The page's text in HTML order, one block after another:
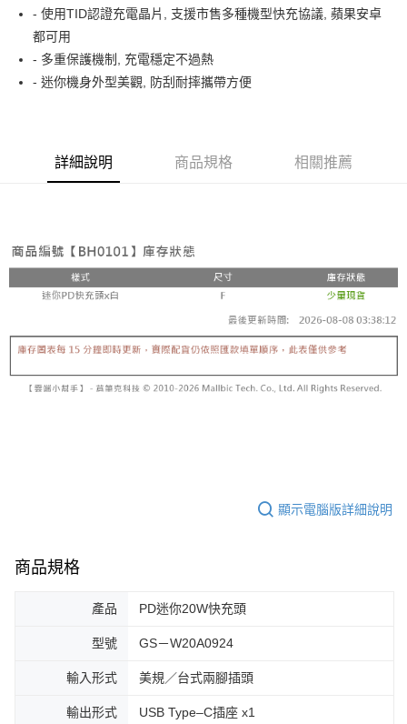
【關於「AFTEE先享後付」】
AFTEE先享後付是「在收到商品之後才付款」的支付方式。 讓您購物簡單
便利好安心！
１．簡單：不需註冊會員、不需綁卡、不需儲值。
２．便利：只要手機號碼，簡訊認證，即可結帳。
３．安心：先確認商品／服務後，再付款。
結帳頁面，進行簡訊認證並確認金額後，即可完成結帳。
２．訂單成立數日內，您將收到繳費通知簡訊。
後付繳納相關費用。
※ 交易是否成功請以「AFTEE先享後付 」之結帳頁面顯示為準，若有關於
是否繳費成功／繳費後需取消欲退款等相關疑問，請聯繫「AFTEE先享後付
客戶支援中心」https://netprotections.freshdesk.com/support/home
【注意事項】
１．透過由恩沛科技股份有限公司提供之「AFTEE先享後付」服務完成之交
權轉讓予恩沛科技股份有限公司。
時審查核予不同之上限額度；若仍有額度不足之情形，本公司將視審查結果
ATM付款
運送方式
7-11取貨付款
每筆NT$60，滿NT$499(含以上)免運費
宅配
每筆NT$100，滿NT$799(含以上)免運費
每筆NT$150
- 使用TID認證充電晶片, 支援市售多種機型快充協議, 蘋果安卓
都可用
- 多重保護機制, 充電穩定不過熱
- 迷你機身外型美觀, 防刮耐摔攜帶方便
詳細說明 商品規格 相關推薦
顯示電腦版詳細說明
商品規格
產品 PD迷你20W快充頭
型號 GS－W20A0924
輸入形式 美規／台式兩腳插頭
輸出形式 USB Type–C插座 x1